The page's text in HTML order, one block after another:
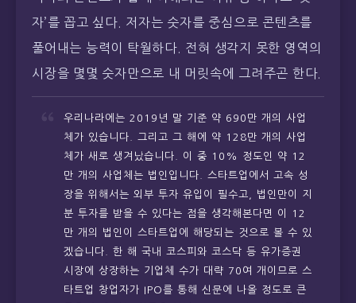
자’를 꼽고 싶다. 저자는 숫자를 중심으로 콘텐츠를
풀어내는 능력이 탁월하다. 전혀 생각지 못한 영역의
시장을 몇몇 숫자만으로 내 머릿속에 그려주곤 한다.
우리나라에는 2019년 말 기준 약 690만 개의 사업
체가 있습니다. 그리고 그 해에 약 128만 개의 사업
체가 새로 생겨났습니다. 이 중 10% 정도인 약 12
만 개의 사업체는 법인입니다. 스타트업에서 고속 성
장을 위해서는 외부 투자 유입이 필수고, 법인만이 지
분 투자를 받을 수 있다는 점을 생각해본다면 이 12
만 개의 법인이 스타트업에 해당되는 것으로 볼 수 있
겠습니다. 한 해 국내 코스피와 코스닥 등 유가증권
시장에 상장하는 기업체 수가 대략 70여 개이므로 스
타트업 창업자가 IPO를 통해 신문에 나올 정도로 큰